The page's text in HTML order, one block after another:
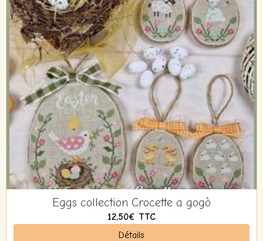
Eggs collection Crocette a gogò
12,50€ TTC
Détails